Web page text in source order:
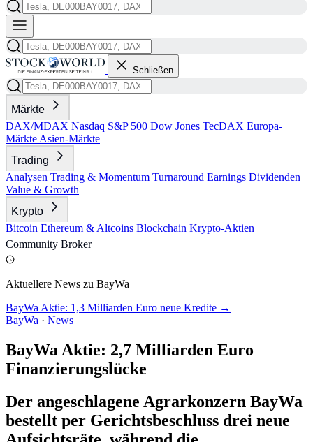
Schließen
Märkte
DAX/MDAX Nasdaq S&P 500 Dow Jones TecDAX Europa-
Märkte Asien-Märkte
Trading
Analysen Trading & Momentum Turnaround Earnings Dividenden
Value & Growth
Krypto
Bitcoin Ethereum & Altcoins Blockchain Krypto-Aktien
Community Broker
Aktuellere News zu BayWa
BayWa Aktie: 1,3 Milliarden Euro neue Kredite →
BayWa · News
BayWa Aktie: 2,7 Milliarden Euro
Finanzierungslücke
Der angeschlagene Agrarkonzern BayWa
bestellt per Gerichtsbeschluss drei neue